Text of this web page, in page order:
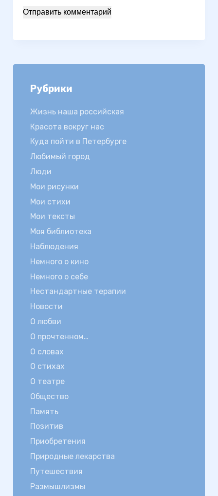
Отправить комментарий
Рубрики
Жизнь наша российская
Красота вокруг нас
Куда пойти в Петербурге
Любимый город
Люди
Мои рисунки
Мои стихи
Мои тексты
Моя библиотека
Наблюдения
Немного о кино
Немного о себе
Нестандартные терапии
Новости
О любви
О прочтенном…
О словах
О стихах
О театре
Общество
Память
Позитив
Приобретения
Природные лекарства
Путешествия
Размышлизмы